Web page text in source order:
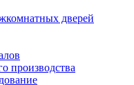
дверей
производства